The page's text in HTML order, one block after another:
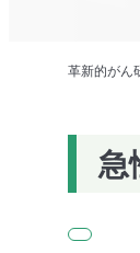
革新的がん
急